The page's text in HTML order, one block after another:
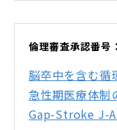
倫理審査承認番号
脳卒中を含む循
急性期医療体制
Gap-Stroke J-